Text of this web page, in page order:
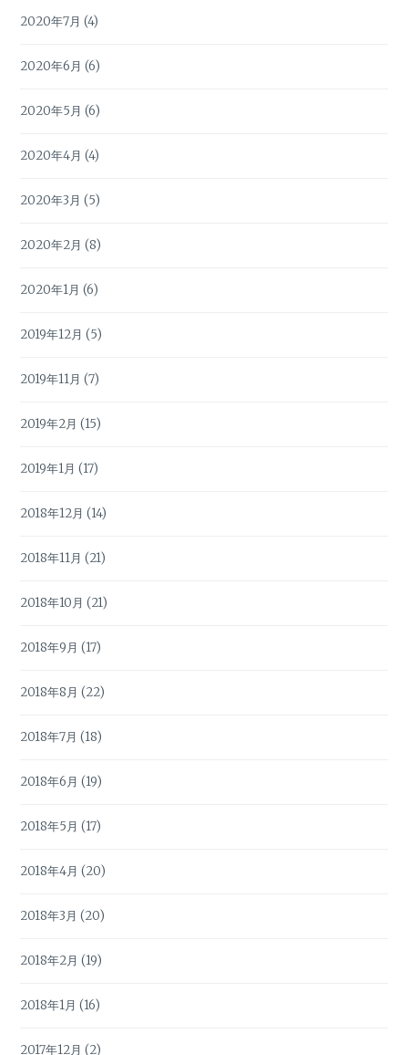
2020年7月 (4)
2020年6月 (6)
2020年5月 (6)
2020年4月 (4)
2020年3月 (5)
2020年2月 (8)
2020年1月 (6)
2019年12月 (5)
2019年11月 (7)
2019年2月 (15)
2019年1月 (17)
2018年12月 (14)
2018年11月 (21)
2018年10月 (21)
2018年9月 (17)
2018年8月 (22)
2018年7月 (18)
2018年6月 (19)
2018年5月 (17)
2018年4月 (20)
2018年3月 (20)
2018年2月 (19)
2018年1月 (16)
2017年12月 (2)